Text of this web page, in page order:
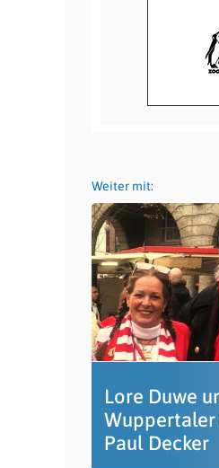
Weiter mit:
Lore Duwe
Paul Decker